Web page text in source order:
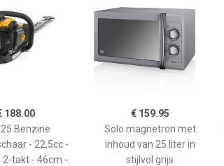
188.00
Benzine
- 22,5cc -
2-takt - 46cm -
€ 159.95
Solo magnetron met
inhoud van 25 liter in
stijlvol grijs